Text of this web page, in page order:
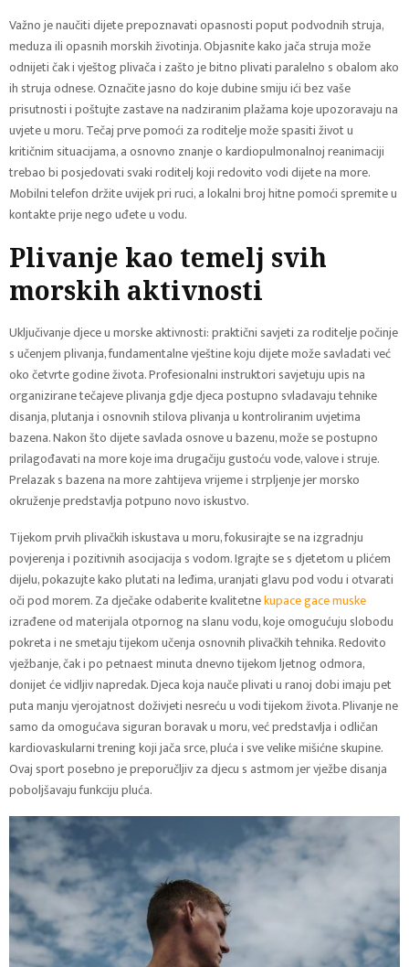
Važno je naučiti dijete prepoznavati opasnosti poput podvodnih struja,
meduza ili opasnih morskih životinja. Objasnite kako jača struja može
odnijeti čak i vještog plivača i zašto je bitno plivati paralelno s obalom ako
ih struja odnese. Označite jasno do koje dubine smiju ići bez vaše
prisutnosti i poštujte zastave na nadziranim plažama koje upozoravaju na
uvjete u moru. Tečaj prve pomoći za roditelje može spasiti život u
kritičnim situacijama, a osnovno znanje o kardiopulmonalnoj reanimaciji
trebao bi posjedovati svaki roditelj koji redovito vodi dijete na more.
Mobilni telefon držite uvijek pri ruci, a lokalni broj hitne pomoći spremite u
kontakte prije nego uđete u vodu.
Plivanje kao temelj svih
morskih aktivnosti
Uključivanje djece u morske aktivnosti: praktični savjeti za roditelje počinje
s učenjem plivanja, fundamentalne vještine koju dijete može savladati već
oko četvrte godine života. Profesionalni instruktori savjetuju upis na
organizirane tečajeve plivanja gdje djeca postupno svladavaju tehnike
disanja, plutanja i osnovnih stilova plivanja u kontroliranim uvjetima
bazena. Nakon što dijete savlada osnove u bazenu, može se postupno
prilagođavati na more koje ima drugačiju gustoću vode, valove i struje.
Prelazak s bazena na more zahtijeva vrijeme i strpljenje jer morsko
okruženje predstavlja potpuno novo iskustvo.
Tijekom prvih plivačkih iskustava u moru, fokusirajte se na izgradnju
povjerenja i pozitivnih asocijacija s vodom. Igrajte se s djetetom u plićem
dijelu, pokazujte kako plutati na leđima, uranjati glavu pod vodu i otvarati
oči pod morem. Za dječake odaberite kvalitetnekupace gace muske
izrađene od materijala otpornog na slanu vodu, koje omogućuju slobodu
pokreta i ne smetaju tijekom učenja osnovnih plivačkih tehnika. Redovito
vježbanje, čak i po petnaest minuta dnevno tijekom ljetnog odmora,
donijet će vidljiv napredak. Djeca koja nauče plivati u ranoj dobi imaju pet
puta manju vjerojatnost doživjeti nesreću u vodi tijekom života. Plivanje ne
samo da omogućava siguran boravak u moru, već predstavlja i odličan
kardiovaskularni trening koji jača srce, pluća i sve velike mišićne skupine.
Ovaj sport posebno je preporučljiv za djecu s astmom jer vježbe disanja
poboljšavaju funkciju pluća.